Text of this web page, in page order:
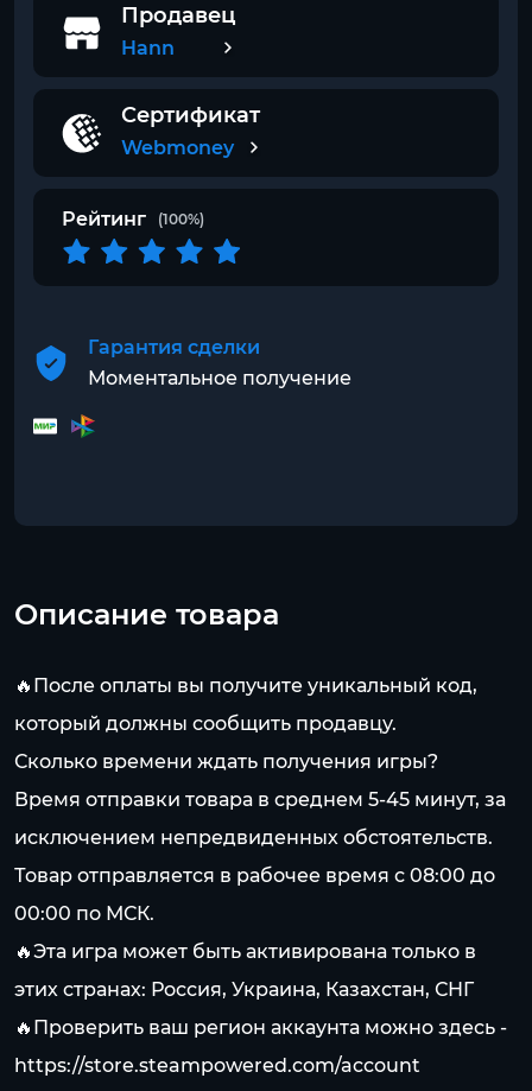
Продавец
Hann
Сертификат
Webmoney
Рейтинг (100%)
Гарантия сделки
Моментальное получение
Описание товара
🔥После оплаты вы получите уникальный код,
который должны сообщить продавцу.
Сколько времени ждать получения игры?
Время отправки товара в среднем 5-45 минут, за
исключением непредвиденных обстоятельств.
Товар отправляется в рабочее время с 08:00 до
00:00 по МСК.
🔥Эта игра может быть активирована только в
этих странах: Россия, Украина, Казахстан, СНГ
🔥Проверить ваш регион аккаунта можно здесь -
https://store.steampowered.com/account